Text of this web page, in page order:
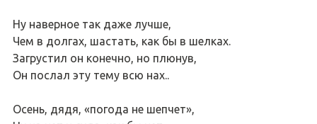
Ну наверное так даже лучше,
Чем в долгах, шастать, как бы в шелках.
Загрустил он конечно, но плюнув,
Он послал эту тему всю нах..
Осень, дядя, «погода не шепчет»,